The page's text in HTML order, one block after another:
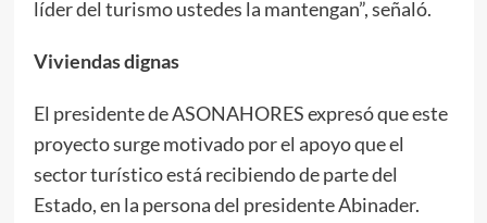
líder del turismo ustedes la mantengan”, señaló.
Viviendas dignas
El presidente de ASONAHORES expresó que este
proyecto surge motivado por el apoyo que el
sector turístico está recibiendo de parte del
Estado, en la persona del presidente Abinader.